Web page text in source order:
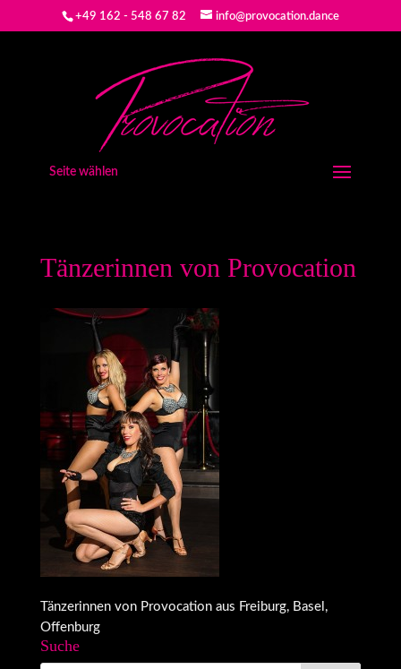
+49 162 - 548 67 82 info@provocation.dance
Seite wählen
Tänzerinnen von Provocation
Tänzerinnen von Provocation aus Freiburg, Basel,
Offenburg
Suche